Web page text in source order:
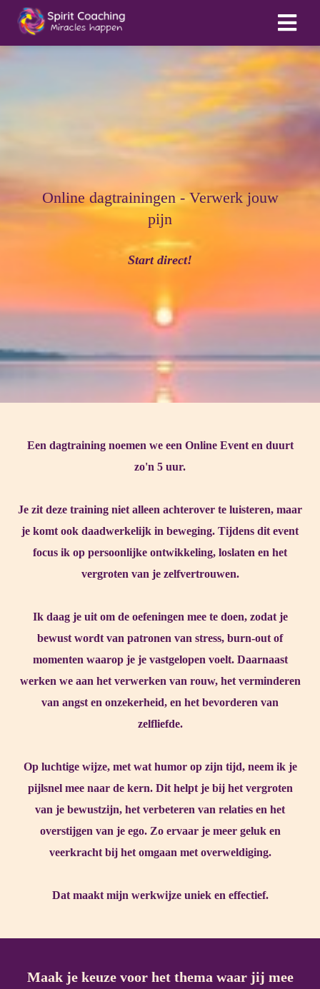
Online dagtrainingen - Verwerk jouw
pijn
Start direct!
Een dagtraining noemen we een Online Event en duurt
zo'n 5 uur.
Je zit deze training niet alleen achterover te luisteren, maar
je komt ook daadwerkelijk in beweging. Tijdens dit event
focus ik op persoonlijke ontwikkeling, loslaten en het
vergroten van je zelfvertrouwen.
Ik daag je uit om de oefeningen mee te doen, zodat je
bewust wordt van patronen van stress, burn-out of
momenten waarop je je vastgelopen voelt. Daarnaast
werken we aan het verwerken van rouw, het verminderen
van angst en onzekerheid, en het bevorderen van
zelfliefde.
Op luchtige wijze, met wat humor op zijn tijd, neem ik je
pijlsnel mee naar de kern. Dit helpt je bij het vergroten
van je bewustzijn, het verbeteren van relaties en het
overstijgen van je ego. Zo ervaar je meer geluk en
veerkracht bij het omgaan met overweldiging.
Dat maakt mijn werkwijze uniek en effectief.
Maak je keuze voor het thema waar jij mee